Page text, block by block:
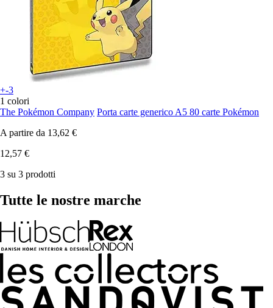
+-3
1 colori
The Pokémon Company Porta carte generico A5 80 carte Pokémon
A partire da 13,62 €
12,57 €
3 su 3 prodotti
Tutte le nostre marche